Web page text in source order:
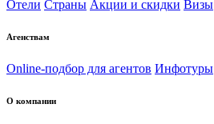
Отели Страны Акции и скидки Визы
Агенствам
Online-подбор для агентов Инфотуры
О компании